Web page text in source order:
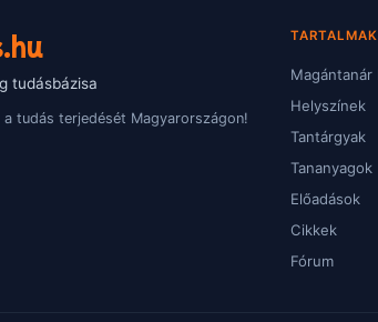
tudásbázisa
tudás terjedését Magyarországon!
TARTALMAK
Magántanár
Helyszínek
Tantárgyak
Tananyagok
Előadások
Cikkek
Fórum